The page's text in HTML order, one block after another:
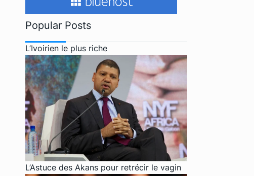
Popular Posts
L’Ivoirien le plus riche
L’Astuce des Akans pour retrécir le vagin